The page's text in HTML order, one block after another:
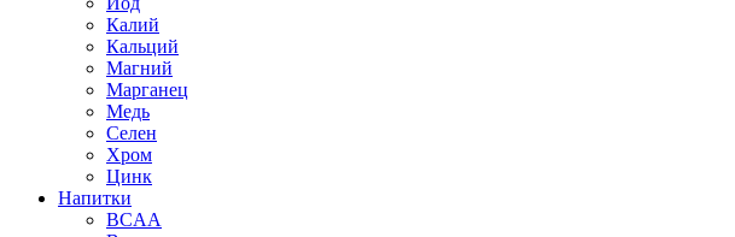
Калий
Кальций
Магний
Марганец
Медь
Селен
Хром
Цинк
Напитки
BCAA